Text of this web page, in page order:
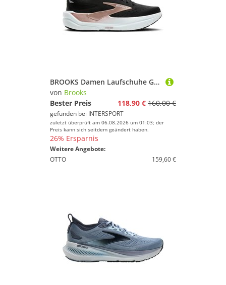
BROOKS Damen Laufschuhe Ghost Max 3
von Brooks
Bester Preis
118,90 € 160,00 €
gefunden bei INTERSPORT
zuletzt überprüft am 06.08.2026 um 01:03; der
Preis kann sich seitdem geändert haben.
26% Ersparnis
Weitere Angebote:
OTTO
159,60 €